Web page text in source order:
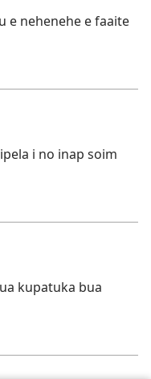
e nehenehe e faaite
i no inap soim
kupatuka bua